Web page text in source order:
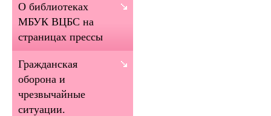
О библиотеках
МБУК ВЦБС на
страницах прессы
Гражданская
оборона и
чрезвычайные
ситуации.